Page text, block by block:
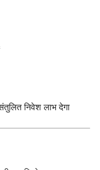
निवेश लाभ देगा